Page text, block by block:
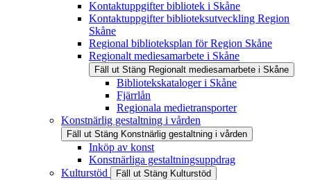
Kontaktuppgifter bibliotek i Skåne
Kontaktuppgifter biblioteksutveckling Region
Skåne
Regional biblioteksplan för Region Skåne
Regionalt mediesamarbete i Skåne
Fäll ut Stäng Regionalt mediesamarbete i Skåne
Bibliotekskataloger i Skåne
Fjärrlån
Regionala medietransporter
Konstnärlig gestaltning i vården
Fäll ut Stäng Konstnärlig gestaltning i vården
Inköp av konst
Konstnärliga gestaltningsuppdrag
Kulturstöd
Fäll ut Stäng Kulturstöd